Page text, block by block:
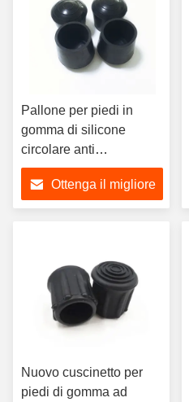
Pallone per piedi in
gomma di silicone
circolare anti
scivolamento Poltrona
copertura per gambe
anti scivolamento
Ottenga il migliore
Nuovo cuscinetto per
piedi di gomma ad